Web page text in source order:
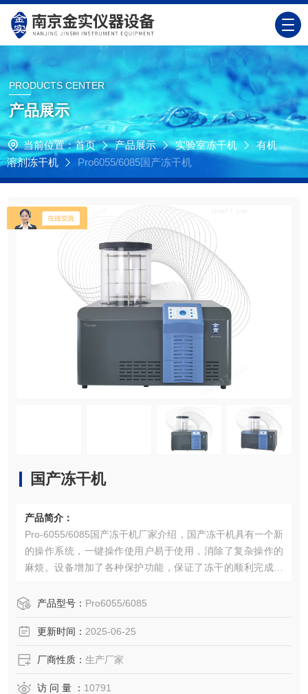
PRODUCTS CENTER
产品展示
当前位置：首页 产品展示 实验室冻干机
有机
溶剂冻干机
Pro6055/6085国产冻干机
国产冻干机
产品简介：
Pro-6055/6085国产冻干机厂家介绍，国产冻干机具有一个新
的操作系统，一键操作使用户易于使用，消除了复杂操作的
麻烦。设备增加了各种保护功能，保证了冻干的顺利完成和
产品型号： Pro6055/6085
更新时间： 2025-06-25
厂商性质： 生产厂家
访 问 量 ： 10791